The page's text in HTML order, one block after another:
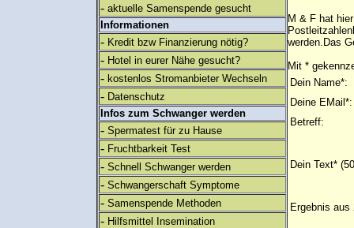
- aktuelle Samenspende gesucht
Informationen
- Kredit bzw Finanzierung nötig?
- Hotel in eurer Nähe gesucht?
- kostenlos Stromanbieter Wechseln
- Datenschutz
Infos zum Schwanger werden
- Spermatest für zu Hause
- Fruchtbarkeit Test
- Schnell Schwanger werden
- Schwangerschaft Symptome
- Samenspende Methoden
- Hilfsmittel Insemination
M & F hat
werden.Das
Mit *
Dein Name*:
Deine EMail*:
Betreff:
Dein Text*
Ergebnis aus